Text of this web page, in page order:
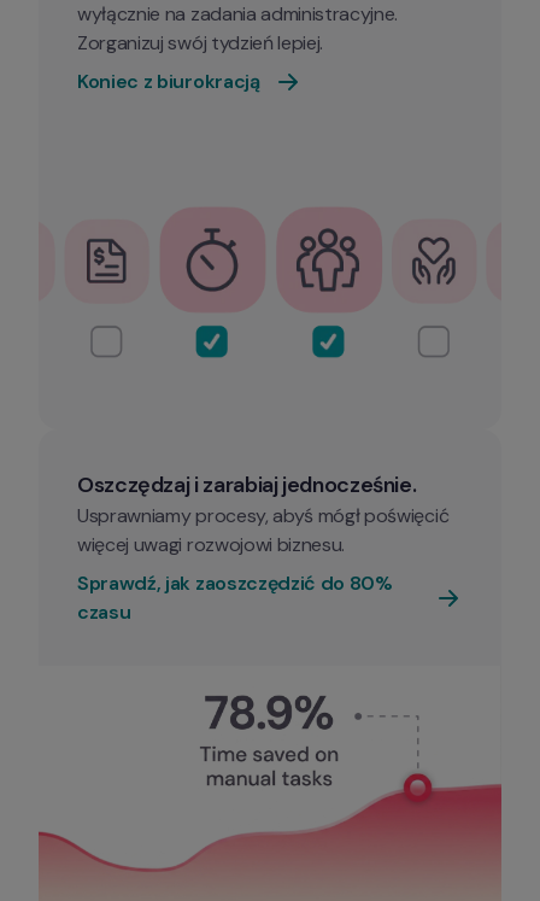
wyłącznie na zadania administracyjne.
Koniec z biurokracją
Oszczędzaj i zarabiaj jednocześnie.
Usprawniamy procesy, abyś mógł poświęcić
Sprawdź, jak zaoszczędzić do 80%
czasu